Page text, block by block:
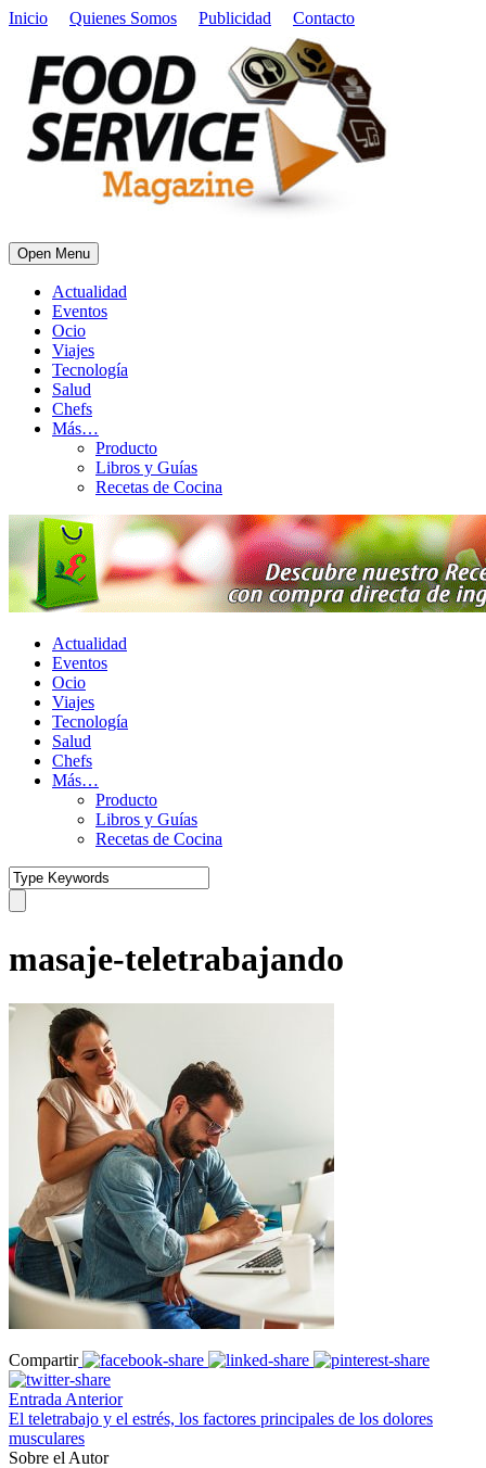
Inicio Quienes Somos Publicidad Contacto
Open Menu
Actualidad
Eventos
Ocio
Viajes
Tecnología
Salud
Chefs
Más…
Producto
Libros y Guías
Recetas de Cocina
Actualidad
Eventos
Ocio
Viajes
Tecnología
Salud
Chefs
Más…
Producto
Libros y Guías
Recetas de Cocina
masaje-teletrabajando
Compartir
Entrada Anterior
El teletrabajo y el estrés, los factores principales de los dolores
musculares
Sobre el Autor